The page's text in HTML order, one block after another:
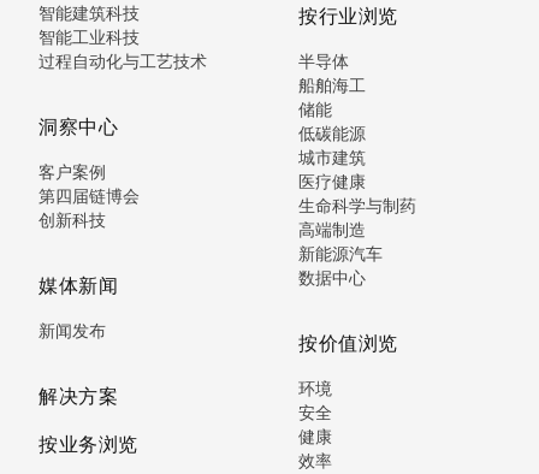
智能建筑科技
智能工业科技
过程自动化与工艺技术
洞察中心
客户案例
第四届链博会
创新科技
媒体新闻
新闻发布
解决方案
按业务浏览
按行业浏览
半导体
船舶海工
储能
低碳能源
城市建筑
医疗健康
生命科学与制药
高端制造
新能源汽车
数据中心
按价值浏览
环境
安全
健康
效率